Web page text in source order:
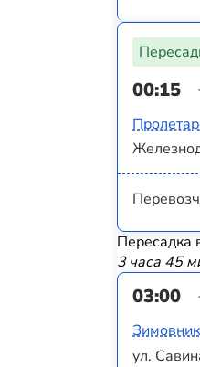
00:15
Пересадка
3 часа 45
03:00
ул.